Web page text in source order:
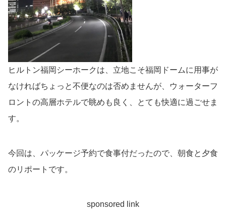
ヒルトン福岡シーホークは、立地こそ福岡ドームに用事が
なければちょっと不便なのは否めませんが、ウォーターフ
ロントの高層ホテルで眺めも良く、とても快適に過ごせま
す。
今回は、パッケージ予約で食事付だったので、朝食と夕食
のリポートです。
sponsored link